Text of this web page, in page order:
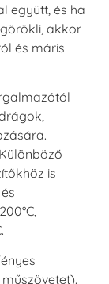
együtt, és ha
akkor
és máris
is